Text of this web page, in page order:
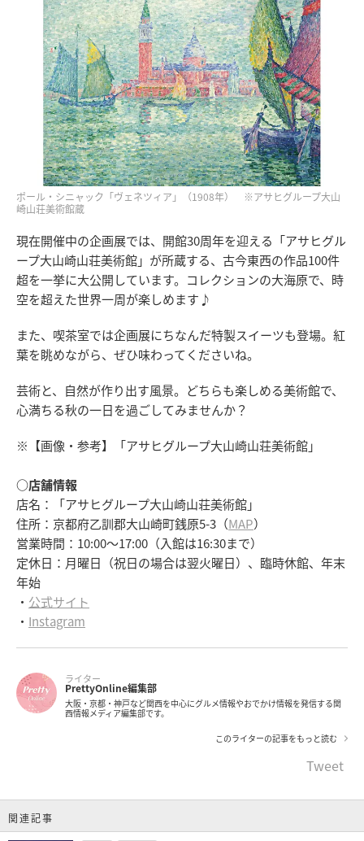
ポール・シニャック「ヴェネツィア」（1908年） ※アサヒグループ大山
崎山荘美術館蔵
現在開催中の企画展では、開館30周年を迎える「アサヒグル
ープ大山崎山荘美術館」が所蔵する、古今東西の作品100件
超を一挙に大公開しています。コレクションの大海原で、時
空を超えた世界一周が楽しめます♪
また、喫茶室では企画展にちなんだ特製スイーツも登場。紅
葉を眺めながら、ぜひ味わってくださいね。
芸術と、自然が作り出す風景。どちらも楽しめる美術館で、
心満ちる秋の一日を過ごしてみませんか？
※【画像・参考】「アサヒグループ大山崎山荘美術館」
○店舗情報
店名：「アサヒグループ大山崎山荘美術館」
住所：京都府乙訓郡大山崎町銭原5-3（MAP）
営業時間：10:00～17:00（入館は16:30まで）
定休日：月曜日（祝日の場合は翌火曜日）、臨時休館、年末
年始
・ 公式サイト
・ Instagram
ライター
PrettyOnline編集部
大阪・京都・神戸など関西を中心にグルメ情報やおでかけ情報を発信する関
西情報メディア編集部です。
このライターの記事をもっと読む
Tweet
関連記事